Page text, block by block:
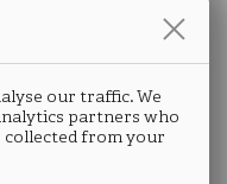
our traffic. We
partners who
from your